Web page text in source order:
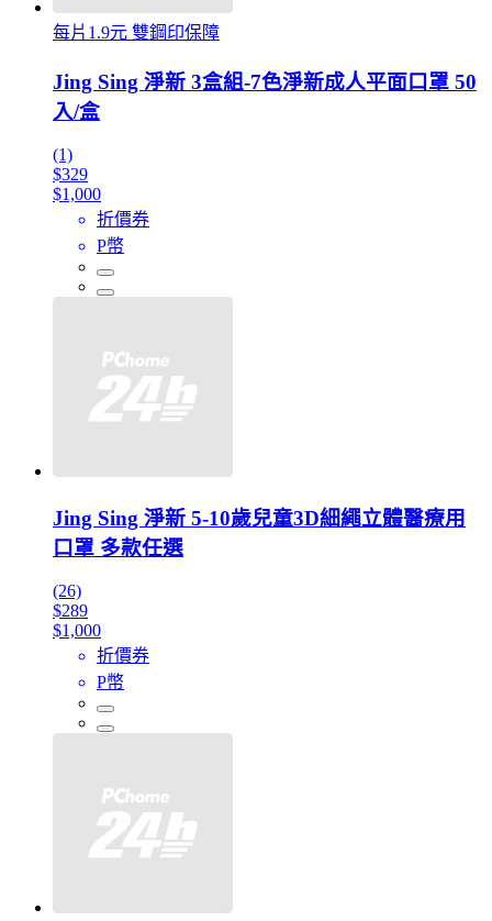
每片1.9元 雙鋼印保障
Jing Sing 淨新 3盒組-7色淨新成人平面口罩 50
入/盒
(1)
$329
$1,000
折價券
P幣
Jing Sing 淨新 5-10歲兒童3D細繩立體醫療用
口罩 多款任選
(26)
$289
$1,000
折價券
P幣